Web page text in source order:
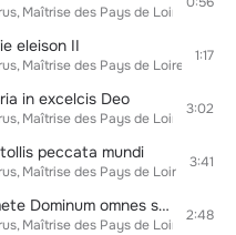
Maîtrise des Pays de Loire
eleison II
Maîtrise des Pays de Loire
1:17
in excelcis Deo
Maîtrise des Pays de Loire
3:02
peccata mundi
Maîtrise des Pays de Loire
3:41
Missa Gaudeamus: VI. Timete Dominum omnes sancti ejus
Maîtrise des Pays de Loire
2:48